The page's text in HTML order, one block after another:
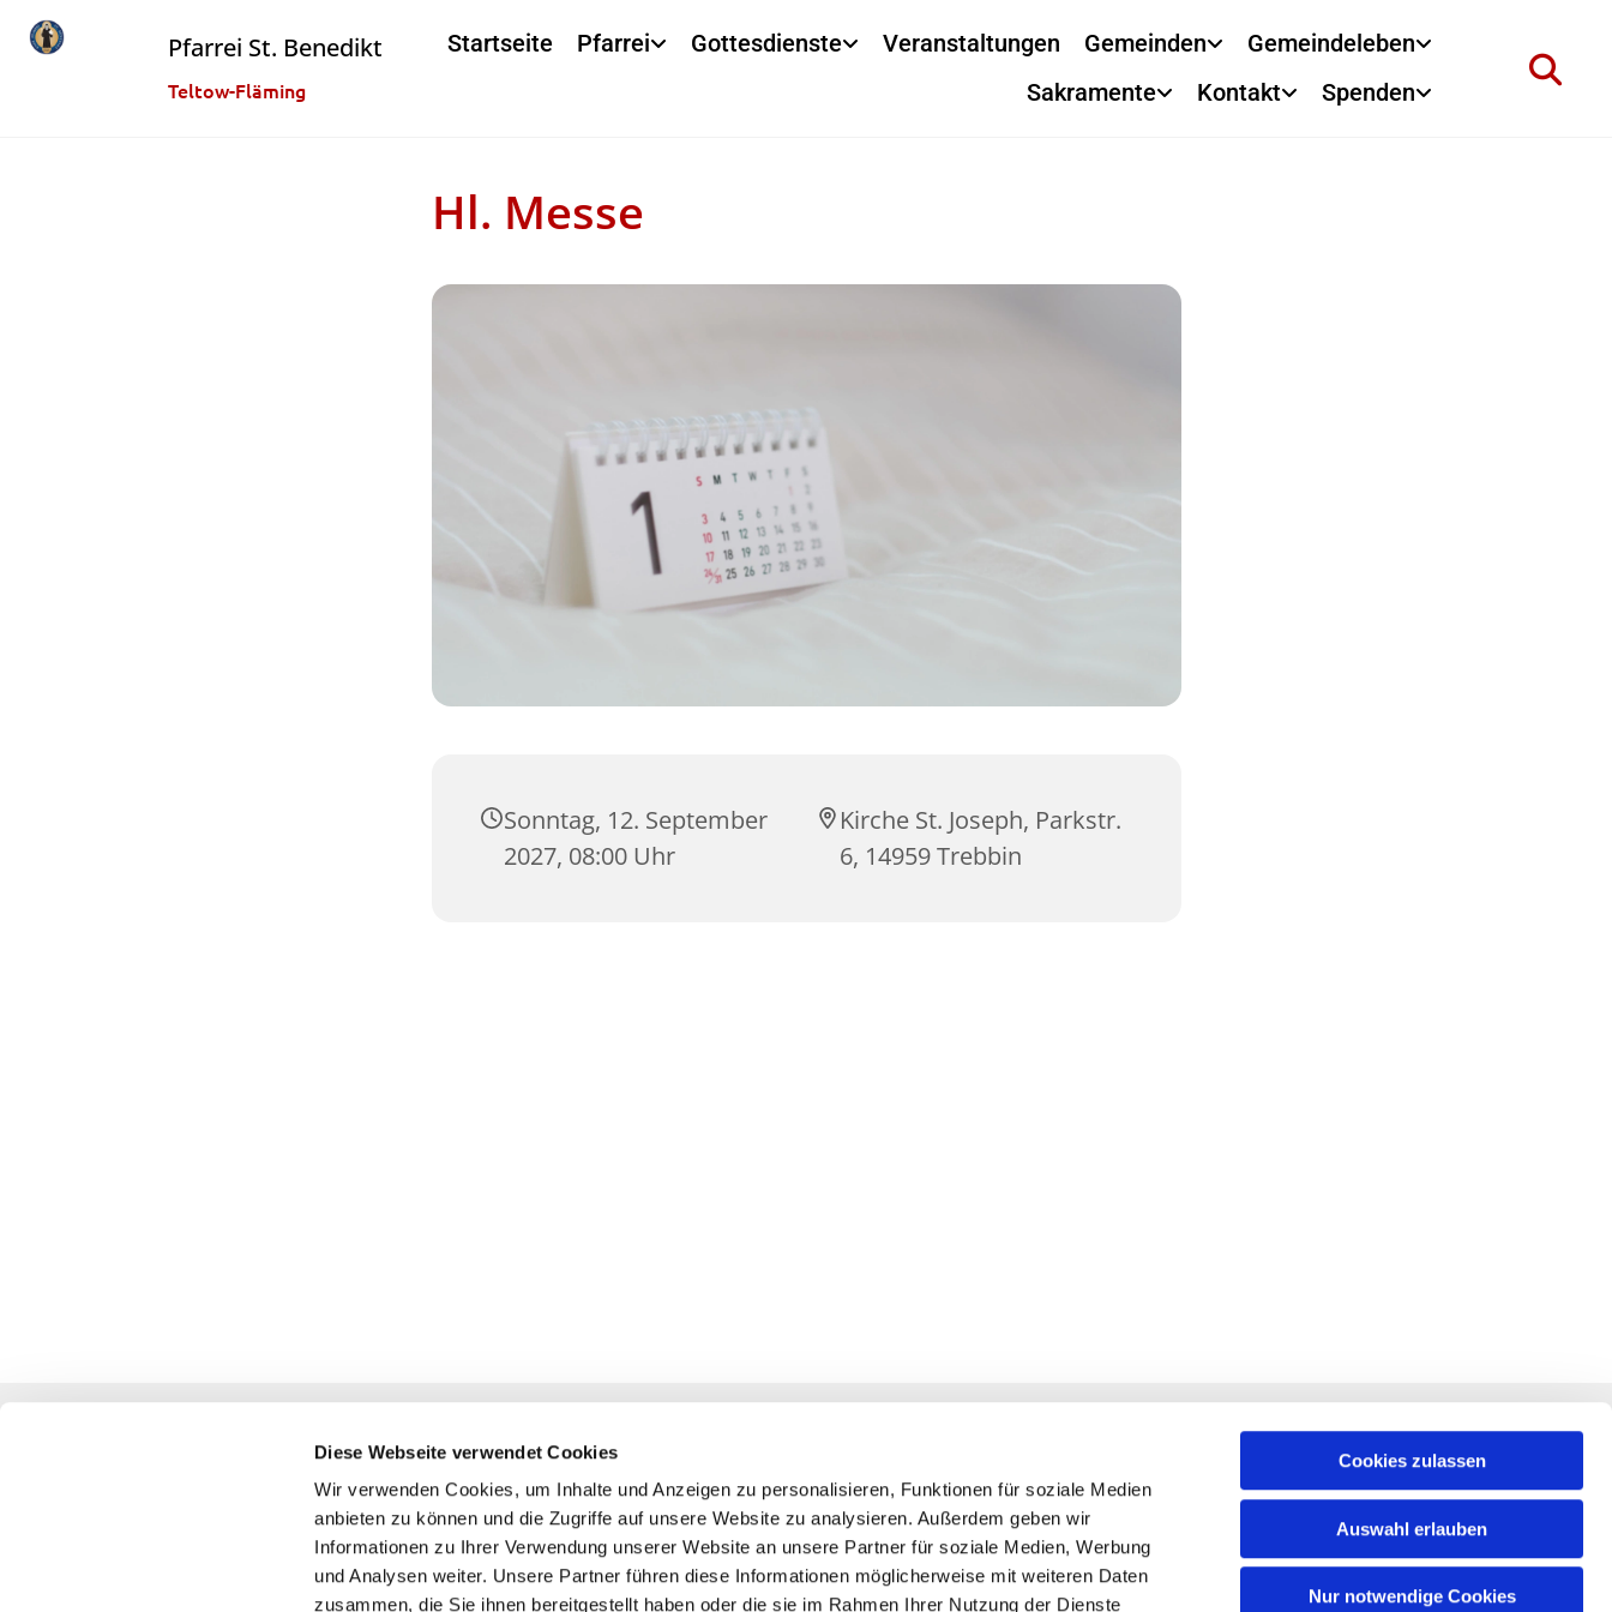
Diese Webseite verwendet Cookies
Wir verwenden Cookies, um Inhalte und Anzeigen zu personalisieren, Funktionen für soziale Medien
anbieten zu können und die Zugriffe auf unsere Website zu analysieren. Außerdem geben wir
Informationen zu Ihrer Verwendung unserer Website an unsere Partner für soziale Medien, Werbung
und Analysen weiter. Unsere Partner führen diese Informationen möglicherweise mit weiteren Daten
zusammen, die Sie ihnen bereitgestellt haben oder die sie im Rahmen Ihrer Nutzung der Dienste
Cookies zulassen
Auswahl erlauben
Nur notwendige Cookies
Pfarrei St. Benedikt
Teltow-Fläming
Startseite Pfarrei Gottesdienste Veranstaltungen Gemeinden
Gemeindeleben
Sakramente
Kontakt Spenden
Hl. Messe
Sonntag, 12. September
2027, 08:00 Uhr
Kirche St. Joseph, Parkstr.
6, 14959 Trebbin
Katholische Kirchengemeinde
Pfarrei St. Benedikt Teltow-Fläming
Veranstaltungen
Pfarrbüro
Prävention
Webmasterteam
Redaktionsteam
RECHTLICHES
Datenschutz